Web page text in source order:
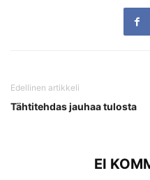
Edellinen artikkeli
Tähtitehdas jauhaa tulosta
EI